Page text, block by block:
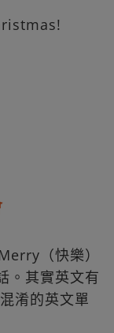
（快樂）
。其實英文有
淆的英文單